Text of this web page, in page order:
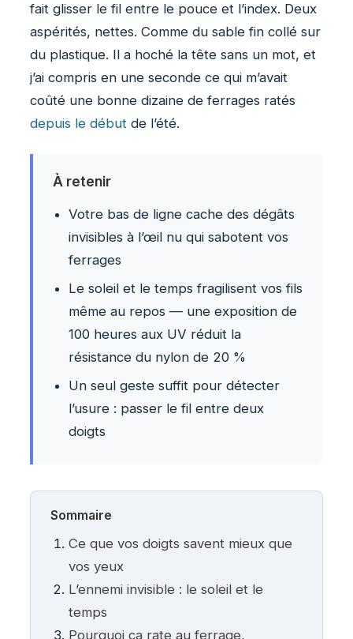
fait glisser le fil entre le pouce et l’index. Deux
aspérités, nettes. Comme du sable fin collé sur
du plastique. Il a hoché la tête sans un mot, et
j’ai compris en une seconde ce qui m’avait
coûté une bonne dizaine de ferrages ratés
depuis le début de l’été.
À retenir
Votre bas de ligne cache des dégâts
invisibles à l’œil nu qui sabotent vos
ferrages
Le soleil et le temps fragilisent vos fils
même au repos — une exposition de
100 heures aux UV réduit la
résistance du nylon de 20 %
Un seul geste suffit pour détecter
l’usure : passer le fil entre deux
doigts
Sommaire
Ce que vos doigts savent mieux que
vos yeux
L’ennemi invisible : le soleil et le
temps
Pourquoi ça rate au ferrage,